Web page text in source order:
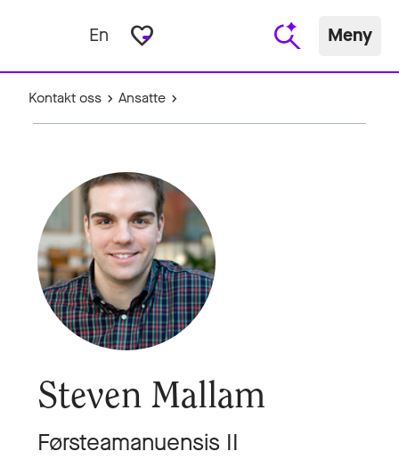
En favorite_border Meny
Kontakt oss Ansatte
Steven Mallam
Førsteamanuensis II